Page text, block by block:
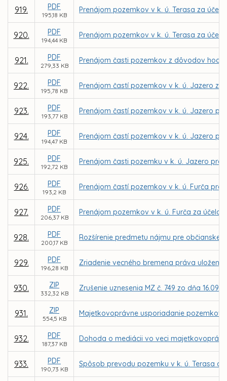
919. PDF
195,18 KB
Prenájom pozemkov v k. ú. Terasa za
920. PDF
194,44 KB
Prenájom pozemkov v k. ú. Terasa za
921. PDF
279,33 KB
Prenájom časti pozemkov z dôvodov hod.
922. PDF
195,78 KB
Prenájom častí pozemkov v k. ú. Jazero
923. PDF
193,77 KB
Prenájom častí pozemkov v k. ú. Jazero
924. PDF
194,47 KB
Prenájom častí pozemkov v k. ú. Jazero
925. PDF
192,72 KB
Prenájom časti pozemku v k. ú. Jazero pre
926. PDF
193,2 KB
Prenájom častí pozemkov v k. ú. Furča pre
927. PDF
206,37 KB
Prenájom pozemkov v k. ú. Furča za
928. PDF
200,17 KB
Rozšírenie predmetu nájmu pre občianske
929. PDF
196,28 KB
Zriadenie vecného bremena práva
930. ZIP
332,32 KB
Zrušenie uznesenia MZ č. 749 zo dňa
931. ZIP
554,5 KB
Majetkovoprávne usporiadanie pozemkov
932. PDF
187,37 KB
Dohoda o mediácii vo veci
933. PDF
190,73 KB
Spôsob prevodu pozemku v k. ú. Terasa